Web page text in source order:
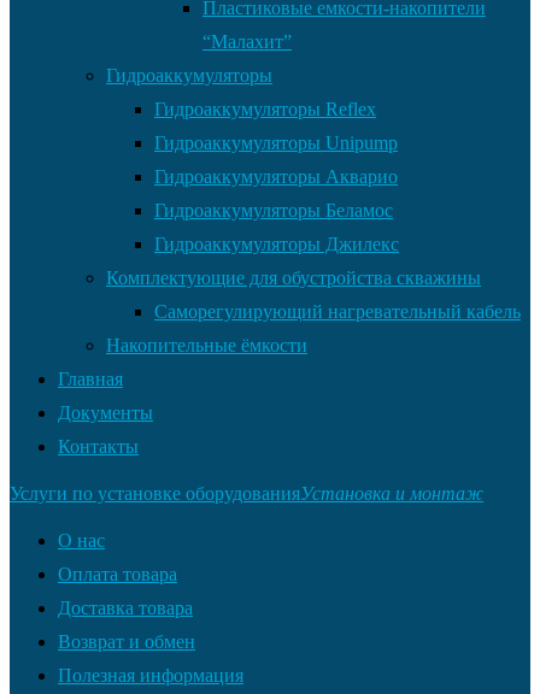
Пластиковые емкости-накопители
“Малахит”
Гидроаккумуляторы
Гидроаккумуляторы Reflex
Гидроаккумуляторы Unipump
Гидроаккумуляторы Акварио
Гидроаккумуляторы Беламос
Гидроаккумуляторы Джилекс
Комплектующие для обустройства скважины
Саморегулирующий нагревательный кабель
Накопительные ёмкости
Главная
Документы
Контакты
Услуги по установке оборудованияУстановка и монтаж
О нас
Оплата товара
Доставка товара
Возврат и обмен
Полезная информация